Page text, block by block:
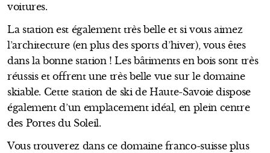
voitures.
La station est également très belle et si vous aimez
l’architecture (en plus des sports d’hiver), vous êtes
dans la bonne station ! Les bâtiments en bois sont très
réussis et offrent une très belle vue sur le domaine
skiable. Cette station de ski de Haute-Savoie dispose
également d’un emplacement idéal, en plein centre
des Portes du Soleil.
Vous trouverez dans ce domaine franco-suisse plus